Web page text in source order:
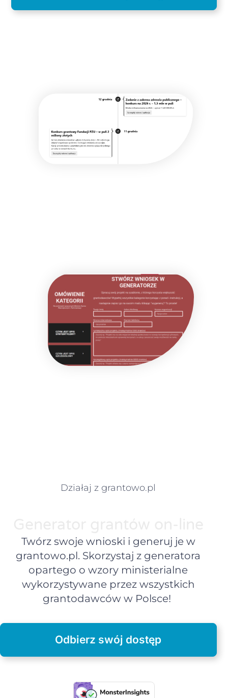
Działaj z grantowo.pl
Twórz swoje wnioski i generuj je w
grantowo.pl. Skorzystaj z generatora
opartego o wzory ministerialne
wykorzystywane przez wszystkich
grantodawców w Polsce!
Odbierz swój dostęp